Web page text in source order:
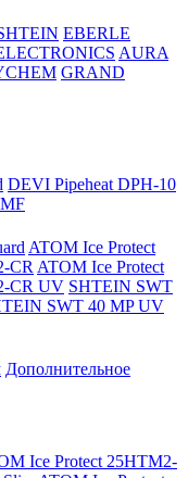
EBERLE
AURA
GRAND
DEVI Pipeheat DPH-10
ATOM Ice Protect
CR ATOM Ice Protect
CR UV SHTEIN SWT
SWT 40 MP UV
Дополнительное
Ice Protect 25HTM2-